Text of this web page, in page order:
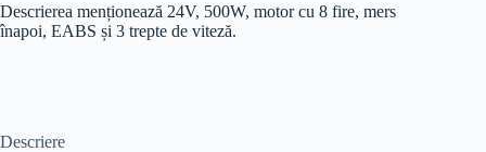
Descrierea menționează 24V, 500W, motor cu 8 fire, mers
înapoi, EABS și 3 trepte de viteză.
Descriere